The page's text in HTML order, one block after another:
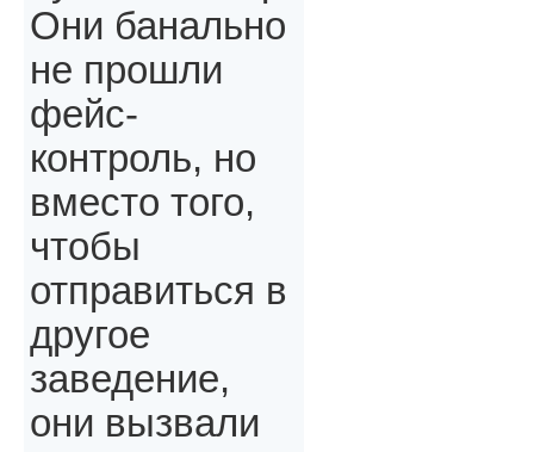
Они банально
не прошли
фейс-
контроль, но
вместо того,
чтобы
отправиться в
другое
заведение,
они вызвали